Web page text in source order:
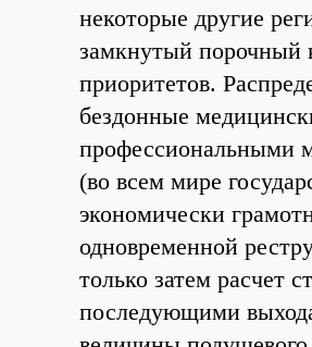
некоторые другие
замкнутый порочный
приоритетов.
бездонные
профессиональными
(во всем мире
экономически
одновременной
только затем расчет
последующими